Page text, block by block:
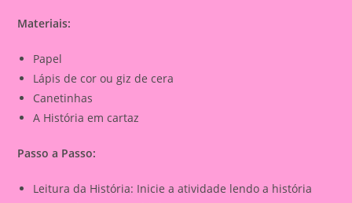
Materiais:
Papel
Lápis de cor ou giz de cera
Canetinhas
A História em cartaz
Passo a Passo:
Leitura da História: Inicie a atividade lendo a história